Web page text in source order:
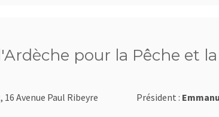
pour la Pêche et
Avenue Paul Ribeyre
Président :